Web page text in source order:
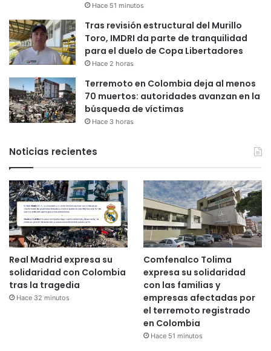
Hace 51 minutos
Tras revisión estructural del Murillo
Toro, IMDRI da parte de tranquilidad
para el duelo de Copa Libertadores
Hace 2 horas
Terremoto en Colombia deja al menos
70 muertos: autoridades avanzan en la
búsqueda de víctimas
Hace 3 horas
Noticias recientes
Real Madrid expresa su
solidaridad con Colombia
tras la tragedia
Hace 32 minutos
Comfenalco Tolima
expresa su solidaridad
con las familias y
empresas afectadas por
el terremoto registrado
en Colombia
Hace 51 minutos